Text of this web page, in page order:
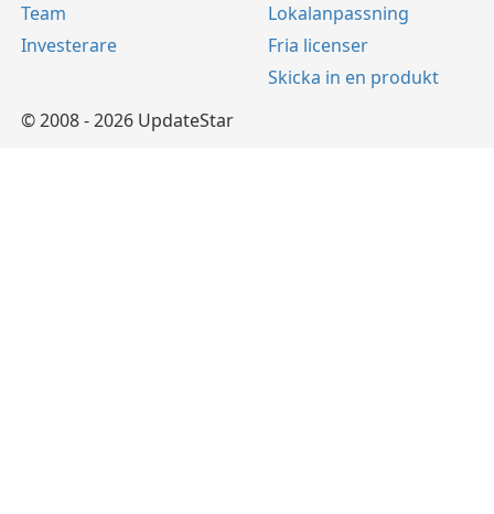
Team
Investerare
Lokalanpassning
Fria licenser
Skicka in en produkt
© 2008 - 2026 UpdateStar